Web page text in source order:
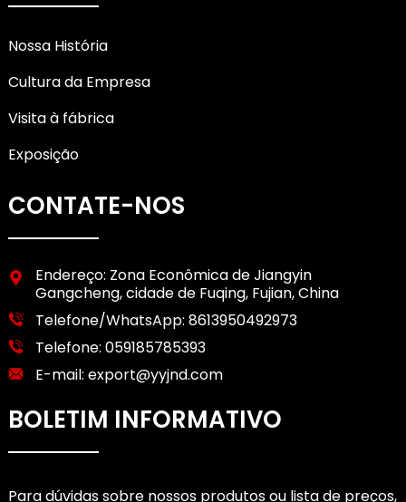
Nossa História
Cultura da Empresa
Visita à fábrica
Exposição
CONTATE-NOS
Endereço: Zona Econômica de Jiangyin
Gangcheng, cidade de Fuqing, Fujian, China
Telefone/WhatsApp: 8613950492973
Telefone: 059185785393
E-mail: export@yyjnd.com
BOLETIM INFORMATIVO
Para dúvidas sobre nossos produtos ou lista de preços,